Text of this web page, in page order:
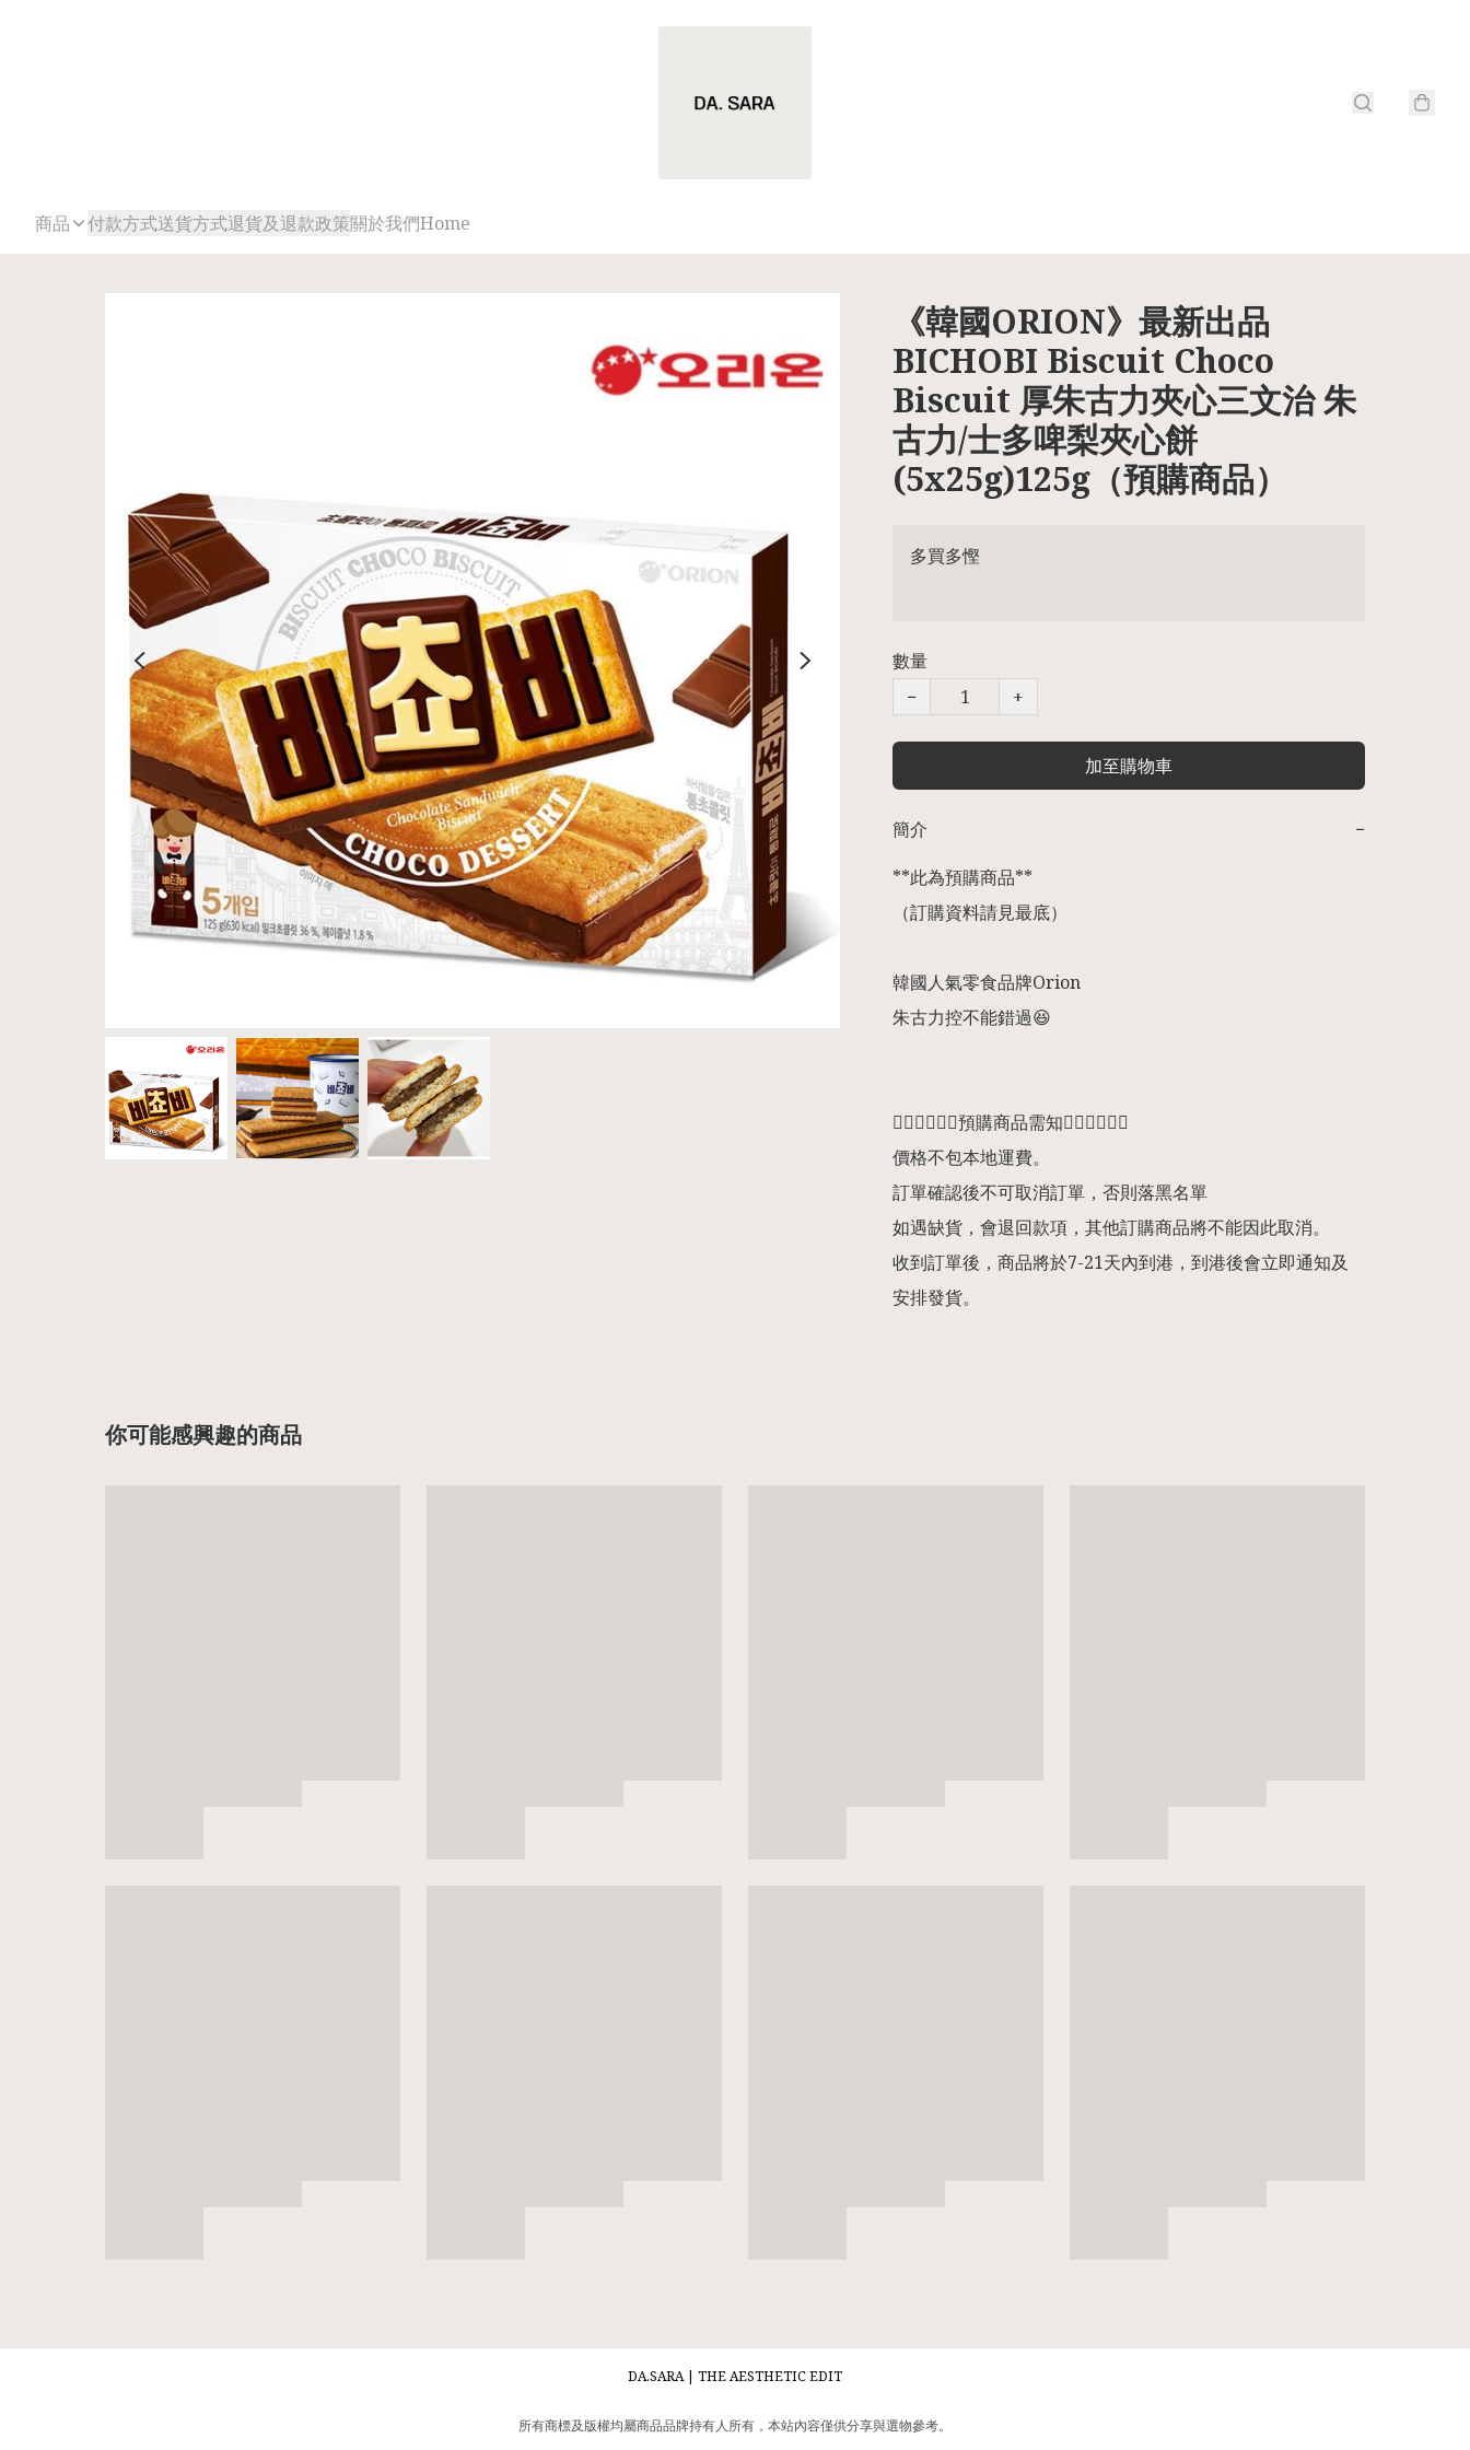
商品 付款方式送貨方式退貨及退款政策關於我們Home
《韓國ORION》最新出品
BICHOBI Biscuit Choco
Biscuit 厚朱古力夾心三文治 朱
古力/士多啤梨夾心餅
(5x25g)125g（預購商品）
多買多慳
數量
−
+
加至購物車
簡介
−
**此為預購商品**
（訂購資料請見最底）
韓國人氣零食品牌Orion
朱古力控不能錯過😆
👇🏻👇🏻👇🏻預購商品需知👇🏻👇🏻👇🏻
價格不包本地運費。
訂單確認後不可取消訂單，否則落黑名單
如遇缺貨，會退回款項，其他訂購商品將不能因此取消。
收到訂單後，商品將於7-21天內到港，到港後會立即通知及
你可能感興趣的商品
DA.SARA | THE AESTHETIC EDIT
所有商標及版權均屬商品品牌持有人所有，本站內容僅供分享與選物參考。